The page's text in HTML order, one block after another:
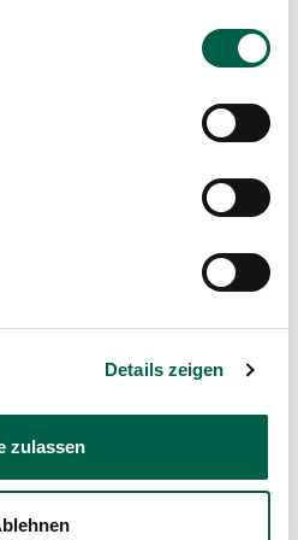
Details zeigen
zulassen
Star (Katarakt)